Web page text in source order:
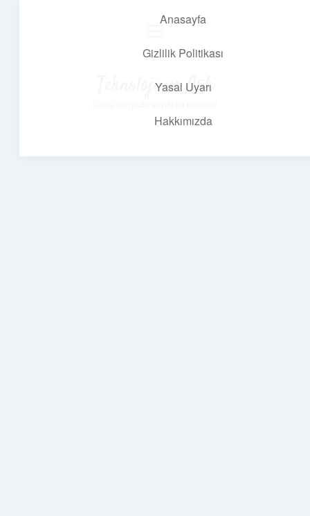
Anasayfa
Gizlilik Politikası
Yasal Uyarı
Hakkımızda
Teknoloji ve Aşk